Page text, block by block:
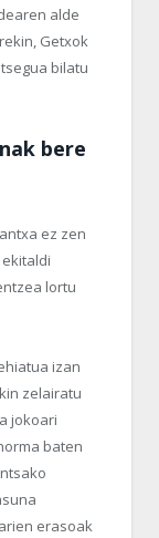
alde
Getxok
bilatu
bere
ez zen
lortu
izan
zelairatu
jokoari
baten
erasoak